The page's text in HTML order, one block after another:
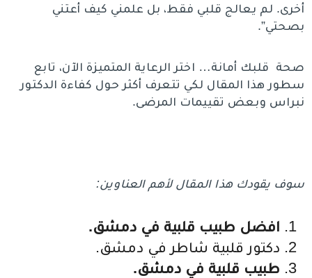
أخرى. لم يعالج قلبي فقط، بل علمني كيف أعتني
بصحتي”.
صحة قلبك أمانة… اختر الرعاية المتميزة الآن، تابع
سطور هذا المقال لكي تتعرف أكثر حول كفاءة الدكتور
نبراس وبعض تقييمات المرضى.
سوف يقودك هذا المقال لأهم العناوين:
افضل طبيب قلبية في دمشق.
دكتور قلبية شاطر في دمشق.
طبيب قلبية في دمشق.